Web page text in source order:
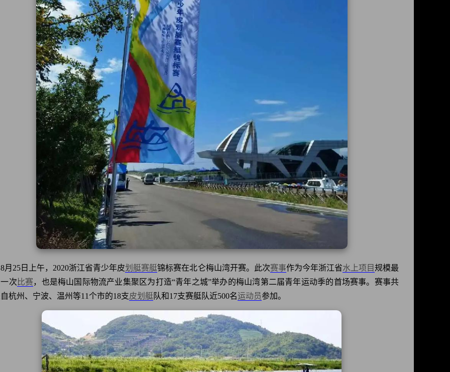
8月25日上午，2020浙江省青少年皮划艇赛艇锦标赛在北仑梅山湾开赛。此次赛事作为今年浙江省水上项目 规模最
次 比赛 ，也是梅山国际物流产业集聚区为打造“青年之城”举办的梅山湾第二届青年运动季的首场赛事。赛事共
杭州、宁波、温州等11个市的18支皮划艇队和17支赛艇队近500名运动员参加。